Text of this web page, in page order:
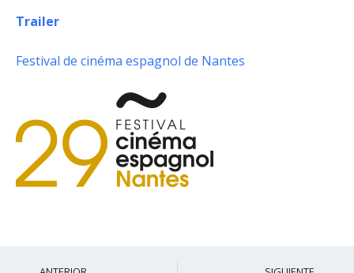
Trailer
Festival de cinéma espagnol de Nantes